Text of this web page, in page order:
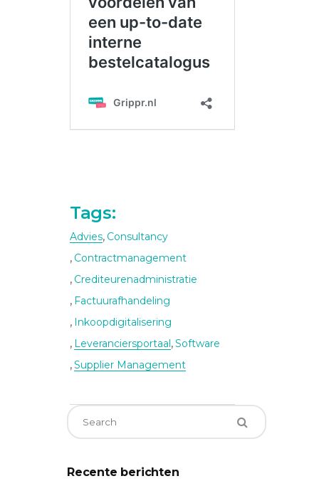
Tags:
Advies, Consultancy
, Contractmanagement
, Crediteurenadministratie
, Factuurafhandeling
, Inkoopdigitalisering
, Leveranciersportaal,Software
,Supplier Management
Recente berichten